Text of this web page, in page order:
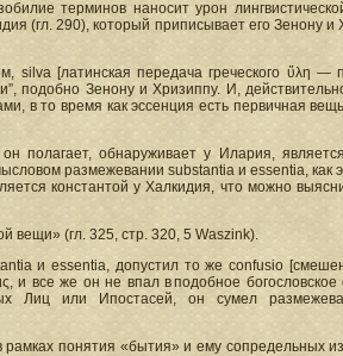
терминов наносит урон
(гл. 290), который приписывает его Зенону и
silva [латинская передача греческого ὕλη —
подобно Зенону и Хризиппу. И,
в то время как эссенция есть первичная
полагает, обнаруживает у Илария,
размежевании substantia и essentia, как
константой у Халкидия, что можно
вещи» (гл. 325, стр. 320, 5 Waszink).
и essentia, допустил то же confusio
все же он не впал в подобное богословское
Лиц или Ипостасей, он сумел
понятия «бытия» и ему сопредельных